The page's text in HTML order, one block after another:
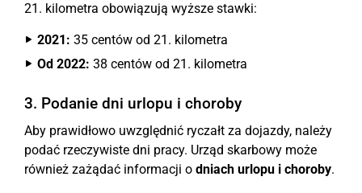
21. kilometra obowiązują wyższe stawki:
2021: 35 centów od 21. kilometra
Od 2022: 38 centów od 21. kilometra
3. Podanie dni urlopu i choroby
Aby prawidłowo uwzględnić ryczałt za dojazdy, należy
podać rzeczywiste dni pracy. Urząd skarbowy może
również zażądać informacji o dniach urlopu i choroby.